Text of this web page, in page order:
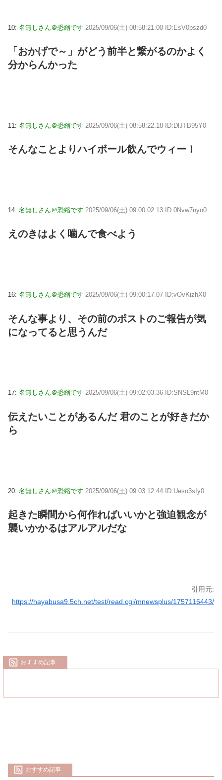
10: 名無しさん＠恐縮です 2025/09/06(土) 08:58:21.00 ID:EsV0pszd0
「おかげで～」がどう前半と繋がるのかよく
分からんかった
11: 名無しさん＠恐縮です 2025/09/06(土) 08:58:22.18 ID:DlJTB95Y0
そんなことよりハイボール飲んでウィー！
14: 名無しさん＠恐縮です 2025/09/06(土) 09:00:02.13 ID:0Nvw7nyo0
えのきはよく噛んで食べよう
16: 名無しさん＠恐縮です 2025/09/06(土) 09:00:17.07 ID:vOvKizhX0
そんな事より、その前のポストのご報告が気
になってると思うんだ
17: 名無しさん＠恐縮です 2025/09/06(土) 09:02:03.36 ID:SNSL9ntM0
伝えたいことがあるんだ 君のことが好きだか
ら
20: 名無しさん＠恐縮です 2025/09/06(土) 09:03:12.44 ID:Ueso3sIy0
起きた瞬間から何作ればいいかと強迫観念が
襲いかかるはアルアルだな
引用元:
https://hayabusa9.5ch.net/test/read.cgi/mnewsplus/1757116443/
おすすめ記事
おすすめ記事